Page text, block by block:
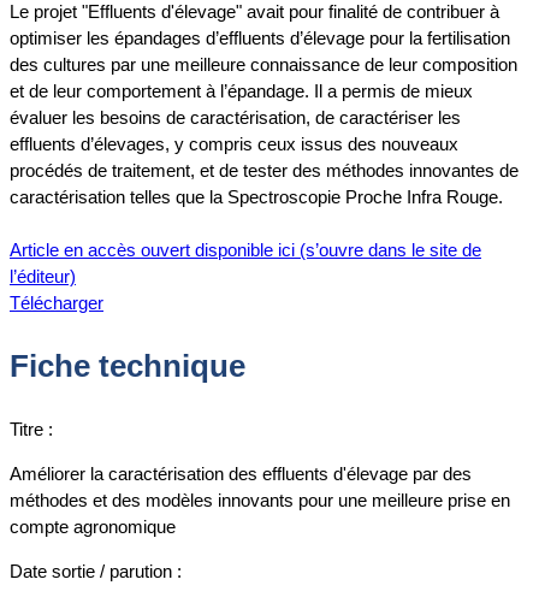
Le projet "Effluents d'élevage" avait pour finalité de contribuer à
optimiser les épandages d’effluents d’élevage pour la fertilisation
des cultures par une meilleure connaissance de leur composition
et de leur comportement à l’épandage. Il a permis de mieux
évaluer les besoins de caractérisation, de caractériser les
effluents d’élevages, y compris ceux issus des nouveaux
procédés de traitement, et de tester des méthodes innovantes de
caractérisation telles que la Spectroscopie Proche Infra Rouge.
Article en accès ouvert disponible ici (s’ouvre dans le site de
l’éditeur)
Télécharger
Fiche technique
Titre :
Améliorer la caractérisation des effluents d'élevage par des
méthodes et des modèles innovants pour une meilleure prise en
compte agronomique
Date sortie / parution :